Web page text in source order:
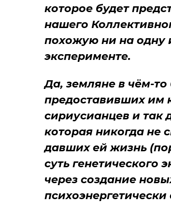
которое будет
нашего
похожую ни на одну
эксперименте.
Да, земляне в чём-
предоставивших им
сириусианцев и так
которая никогда не
давших ей жизнь
суть генетического
через создание